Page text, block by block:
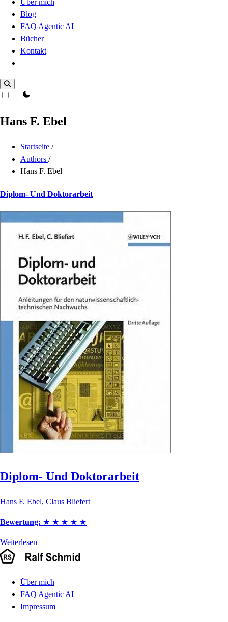
Über mich
Blog
FAQ Agentic AI
Bücher
Kontakt
theme switcher
Hans F. Ebel
Startseite /
Authors /
Hans F. Ebel
Diplom- Und Doktorarbeit
Diplom- Und Doktorarbeit
Hans F. Ebel, Claus Bliefert
Bewertung: ★ ★ ★ ★ ★
Weiterlesen
Über mich
FAQ Agentic AI
Impressum